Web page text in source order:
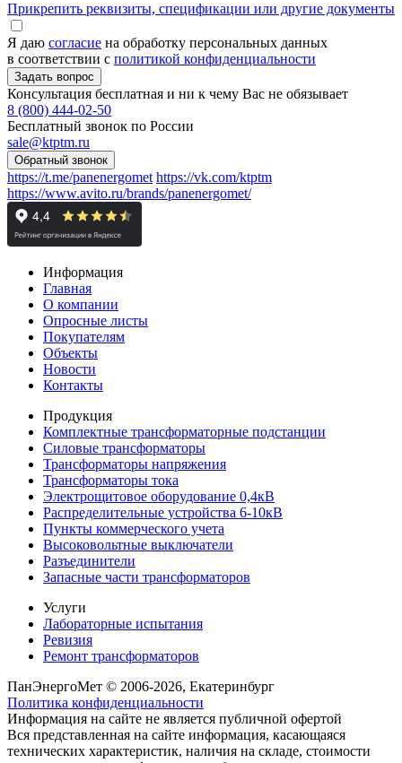
Прикрепить реквизиты, спецификации или другие документы
Я даю согласие на обработку персональных данных
в соответствии с политикой конфиденциальности
Консультация бесплатная и ни к чему Вас не обязывает
8 (800) 444-02-50
Бесплатный звонок по России
sale@ktptm.ru
https://t.me/panenergomet https://vk.com/ktptm
https://www.avito.ru/brands/panenergomet/
Информация
Главная
О компании
Опросные листы
Покупателям
Объекты
Новости
Контакты
Продукция
Комплектные трансформаторные подстанции
Силовые трансформаторы
Трансформаторы напряжения
Трансформаторы тока
Электрощитовое оборудование 0,4кВ
Распределительные устройства 6-10кВ
Пункты коммерческого учета
Высоковольтные выключатели
Разъединители
Запасные части трансформаторов
Услуги
Лабораторные испытания
Ревизия
Ремонт трансформаторов
ПанЭнергоМет © 2006-2026, Екатеринбург
Политика конфиденциальности
Информация на сайте не является публичной офертой
Вся представленная на сайте информация, касающаяся
технических характеристик, наличия на складе, стоимости